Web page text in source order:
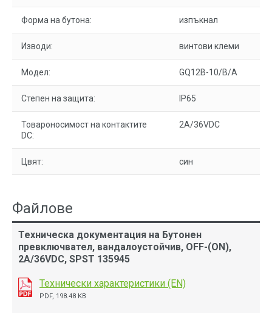
Форма на бутона: изпъкнал
Изводи: винтови клеми
Модел: GQ12B-10/B/A
Степен на защита: IP65
Товароносимост на контактите
DC:
2A/36VDC
Цвят: син
Файлове
Техническа документация на Бутонен
превключвател, вандалоустойчив, OFF-(ON),
2A/36VDC, SPST 135945
Технически характеристики (EN)
PDF, 198.48 KB